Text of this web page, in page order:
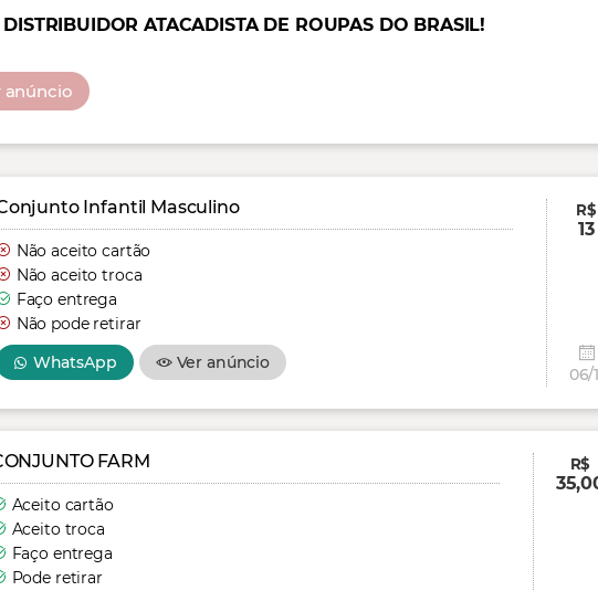
ATACADISTA DE ROUPAS DO BRASIL!
anúncio
Infantil Masculino
Não aceito cartão
Não aceito troca
Faço entrega
Não pode retirar
WhatsApp
Ver anúncio
R$
13
06/
FARM
Aceito cartão
Aceito troca
Faço entrega
Pode retirar
R$